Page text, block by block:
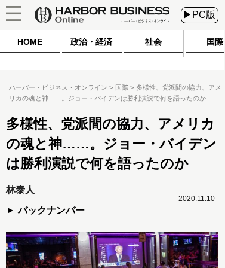
▶PC版
HOME 政治・経済 社会 国際
ハーバー・ビジネス・オンライン 国際
多様性、党派間の協力、アメ
リカの魂と神……。ジョー・バイデンは勝利演説で何を語ったのか
多様性、党派間の協力、アメリカ
の魂と神……。ジョー・バイデン
は勝利演説で何を語ったのか
林泰人
バックナンバー
2020.11.10